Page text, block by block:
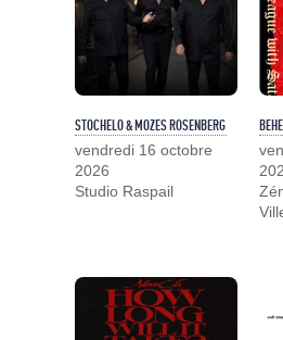
STOCHELO & MOZES ROSENBERG
vendredi 16 octobre
2026
Studio Raspail